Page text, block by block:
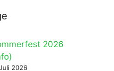
2026
2026